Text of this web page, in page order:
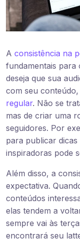
A consistência na
fundamentais para
deseja que sua
com seu
regular. Não se
mas de criar uma
seguidores. Por
para publicar
inspiradoras pode
Além disso, a
expectativa.
conteúdos
elas tendem a
sempre vai às
encontrará seu